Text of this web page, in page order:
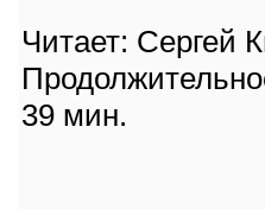
Читает: Сергей
39 мин.